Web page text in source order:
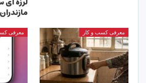
مازندران
معرفی کسب و کار معرفی